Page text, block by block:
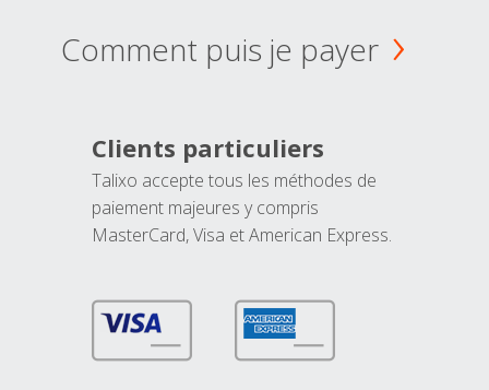
Comment puis je payer
Clients particuliers
Talixo accepte tous les méthodes de
paiement majeures y compris
MasterCard, Visa et American Express.